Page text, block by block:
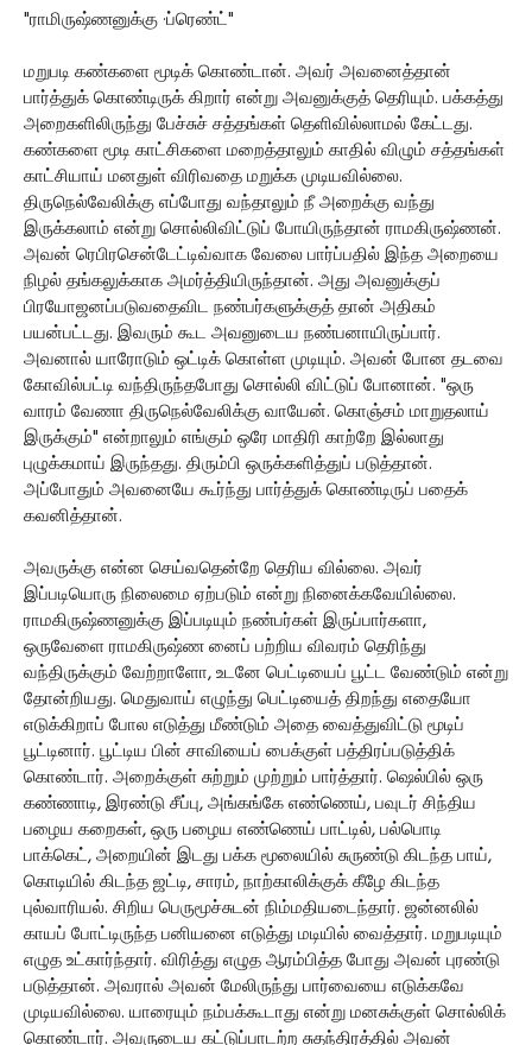
"ராமிருஷ்ணனுக்கு ·ப்ரெண்ட்"
மறுபடி கண்களை மூடிக் கொண்டான். அவர் அவனைத்தான்
பார்த்துக் கொண்டிருக் கிறார் என்று அவனுக்குத் தெரியும். பக்கத்து
அறைகளிலிருந்து பேச்சுச் சத்தங்கள் தெளிவில்லாமல் கேட்டது.
கண்களை மூடி காட்சிகளை மறைத்தாலும் காதில் விழும் சத்தங்கள்
காட்சியாய் மனதுள் விரிவதை மறுக்க முடியவில்லை.
திருநெல்வேலிக்கு எப்போது வந்தாலும் நீ அறைக்கு வந்து
இருக்கலாம் என்று சொல்லிவிட்டுப் போயிருந்தான் ராமகிருஷ்ணன்.
அவன் ரெபிரசென்டேட்டிவ்வாக வேலை பார்ப்பதில் இந்த அறையை
நிழல் தங்கலுக்காக அமர்த்தியிருந்தான். அது அவனுக்குப்
பிரயோஜனப்படுவதைவிட நண்பர்களுக்குத் தான் அதிகம்
பயன்பட்டது. இவரும் கூட அவனுடைய நண்பனாயிருப்பார்.
அவனால் யாரோடும் ஒட்டிக் கொள்ள முடியும். அவன் போன தடவை
கோவில்பட்டி வந்திருந்தபோது சொல்லி விட்டுப் போனான். "ஒரு
வாரம் வேணா திருநெல்வேலிக்கு வாயேன். கொஞ்சம் மாறுதலாய்
இருக்கும்" என்றாலும் எங்கும் ஒரே மாதிரி காற்றே இல்லாது
புழுக்கமாய் இருந்தது. திரும்பி ஒருக்களித்துப் படுத்தான்.
அப்போதும் அவனையே கூர்ந்து பார்த்துக் கொண்டிருப் பதைக்
கவனித்தான்.
அவருக்கு என்ன செய்வதென்றே தெரிய வில்லை. அவர்
இப்படியொரு நிலைமை ஏற்படும் என்று நினைக்கவேயில்லை.
ராமகிருஷ்ணனுக்கு இப்படியும் நண்பர்கள் இருப்பார்களா,
ஒருவேளை ராமகிருஷ்ண னைப் பற்றிய விவரம் தெரிந்து
வந்திருக்கும் வேற்றாளோ, உடனே பெட்டியைப் பூட்ட வேண்டும் என்று
தோன்றியது. மெதுவாய் எழுந்து பெட்டியைத் திறந்து எதையோ
எடுக்கிறாப் போல எடுத்து மீண்டும் அதை வைத்துவிட்டு மூடிப்
பூட்டினார். பூட்டிய பின் சாவியைப் பைக்குள் பத்திரப்படுத்திக்
கொண்டார். அறைக்குள் சுற்றும் முற்றும் பார்த்தார். ஷெல்பில் ஒரு
கண்ணாடி, இரண்டு சீப்பு, அங்கங்கே எண்ணெய், பவுடர் சிந்திய
பழைய கறைகள், ஒரு பழைய எண்ணெய் பாட்டில், பல்பொடி
பாக்கெட், அறையின் இடது பக்க மூலையில் சுருண்டு கிடந்த பாய்,
கொடியில் கிடந்த ஜட்டி, சாரம், நாற்காலிக்குக் கீழே கிடந்த
புல்வாரியல். சிறிய பெருமூச்சுடன் நிம்மதியடைந்தார். ஜன்னலில்
காயப் போட்டிருந்த பனியனை எடுத்து மடியில் வைத்தார். மறுபடியும்
எழுத உட்கார்ந்தார். விரித்து எழுத ஆரம்பித்த போது அவன் புரண்டு
படுத்தான். அவரால் அவன் மேலிருந்து பார்வையை எடுக்கவே
முடியவில்லை. யாரையும் நம்பக்கூடாது என்று மனசுக்குள் சொல்லிக்
கொண்டார். அவருடைய கட்டுப்பாடற்ற சுதந்திரத்தில் அவன்